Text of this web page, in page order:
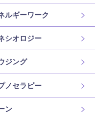
ルギーワーク
シオロジー
ジング
ノセラピー
ン